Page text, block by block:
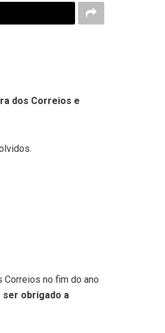
dos Correios e
no fim do ano
ser obrigado a